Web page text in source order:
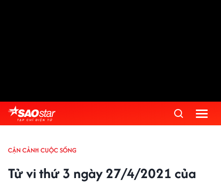
CẬN CẢNH CUỘC SỐNG
Tử vi thứ 3 ngày 27/4/2021 của